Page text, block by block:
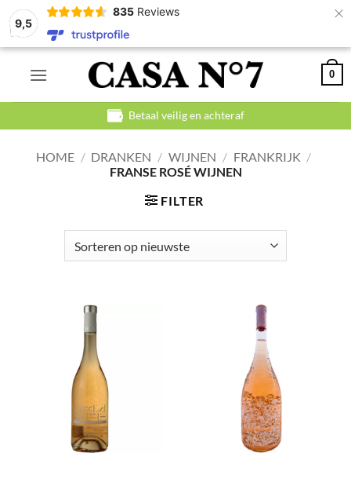
9,5
835 Reviews ×
Ga
0
Betaal veilig en achteraf
HOME / DRANKEN / WIJNEN / FRANKRIJK /
FRANSE ROSÉ WIJNEN
FILTER